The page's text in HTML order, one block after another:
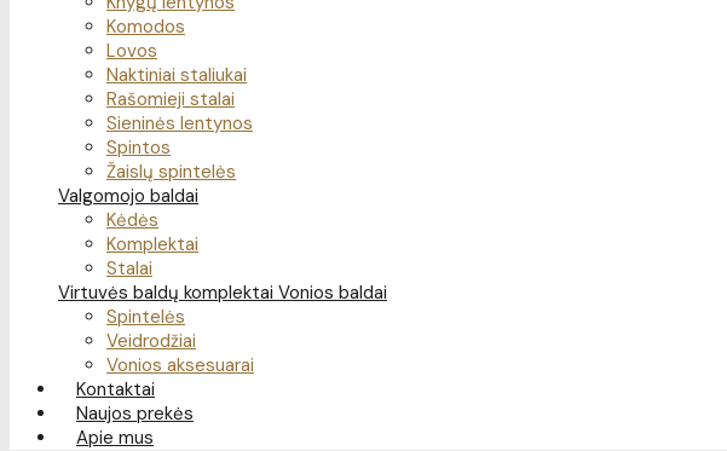
Komodos
Lovos
Naktiniai staliukai
Rašomieji stalai
Sieninės lentynos
Spintos
Žaislų spintelės
Valgomojo baldai
Kėdės
Komplektai
Stalai
Virtuvės baldų komplektai Vonios baldai
Spintelės
Veidrodžiai
Vonios aksesuarai
Kontaktai
Naujos prekės
Apie mus